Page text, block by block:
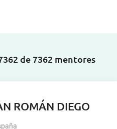
de 7362 mentores
ROMÁN DIEGO